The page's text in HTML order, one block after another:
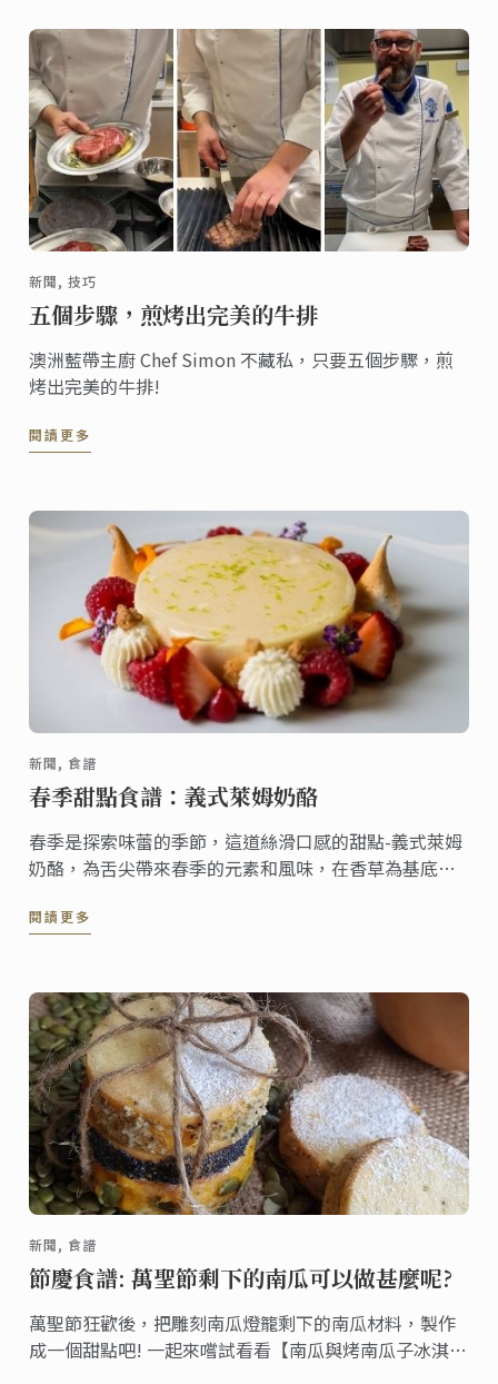
新聞, 技巧
五個步驟，煎烤出完美的牛排
澳洲藍帶主廚 Chef Simon 不藏私，只要五個步驟，煎
烤出完美的牛排!
閱讀更多
新聞, 食譜
春季甜點食譜：義式萊姆奶酪
春季是探索味蕾的季節，這道絲滑口感的甜點-義式萊姆
奶酪，為舌尖帶來春季的元素和風味，在香草為基底的
論搭配哪一種餐點都非常合適!
閱讀更多
新聞, 食譜
節慶食譜: 萬聖節剩下的南瓜可以做甚麼呢?
萬聖節狂歡後，把雕刻南瓜燈籠剩下的南瓜材料，製作
成一個甜點吧! 一起來嚐試看看【南瓜與烤南瓜子冰淇淋